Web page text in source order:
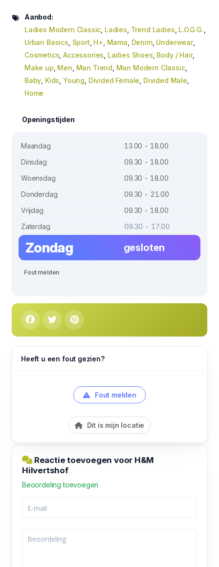
Aanbod:
Ladies Modern Classic Ladies Trend Ladies L.O.G.G.
Urban Basics Sport H+ Mama Denim, Underwear,
Cosmetics ,Accessories Ladies Shoes Body / Hair,
Make up Men Man Trend Man Modern Classic,
Baby Kids Young Divided Female Divided Male
Home
Openingstijden
Maandag
13.00 - 18.00
Dinsdag
09.30 - 18.00
Woensdag
09.30 - 18.00
Donderdag
09.30 - 21.00
Vrijdag
09.30 - 18.00
Zaterdag
09.30 - 17.00
Zondag gesloten
Fout melden
Heeft u een fout gezien?
Fout melden
Dit is mijn locatie
Reactie toevoegen voor H&M
Hilvertshof
Beoordeling toevoegen